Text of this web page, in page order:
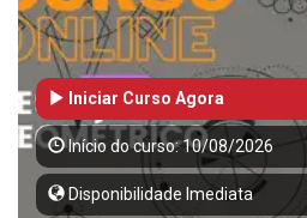
Iniciar Curso Agora
Início do curso: 10/08/2026
Disponibilidade Imediata